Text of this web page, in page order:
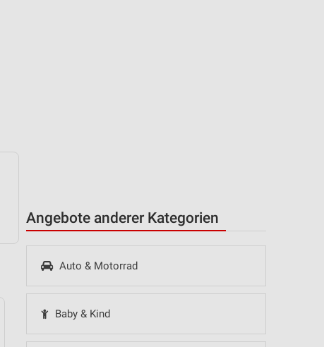
Angebote anderer Kategorien
Auto & Motorrad
Baby & Kind